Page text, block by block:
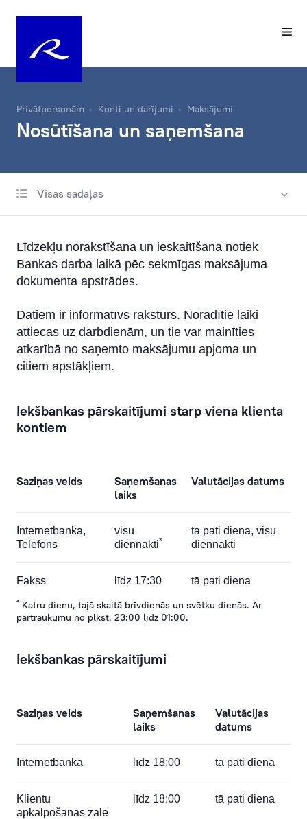
Privātpersonām Konti un darījumi Maksājumi
Nosūtīšana un saņemšana
Visas sadaļas
Norēķinu konts
Nosūtīšana un saņemšana
Automātiskie maksājumi
Cross-currency EUR maksājums
Cross-currency valūtu kursi
Maksājums uz citas bankas MasterCard un VISA
Operācijas ar valūtām
IBAN kalkulators
Līdzekļu norakstīšana un ieskaitīšana notiek
Bankas darba laikā pēc sekmīgas maksājuma
dokumenta apstrādes.
Datiem ir informatīvs raksturs. Norādītie laiki
attiecas uz darbdienām, un tie var mainīties
atkarībā no saņemto maksājumu apjoma un
citiem apstākļiem.
Iekšbankas pārskaitījumi starp viena klienta
kontiem
Saziņas veids
Saņemšanas
laiks
Valutācijas datums
Internetbanka,
Telefons
visu
diennakti*
tā pati diena, visu
diennakti
Fakss līdz 17:30 tā pati diena
* Katru dienu, tajā skaitā brīvdienās un svētku dienās. Ar
pārtraukumu no plkst. 23:00 līdz 01:00.
Iekšbankas pārskaitījumi
Saziņas veids
Saņemšanas
laiks
Valutācijas
datums
Internetbanka līdz 18:00 tā pati diena
Klientu
apkalpošanas zālē
līdz 18:00 tā pati diena